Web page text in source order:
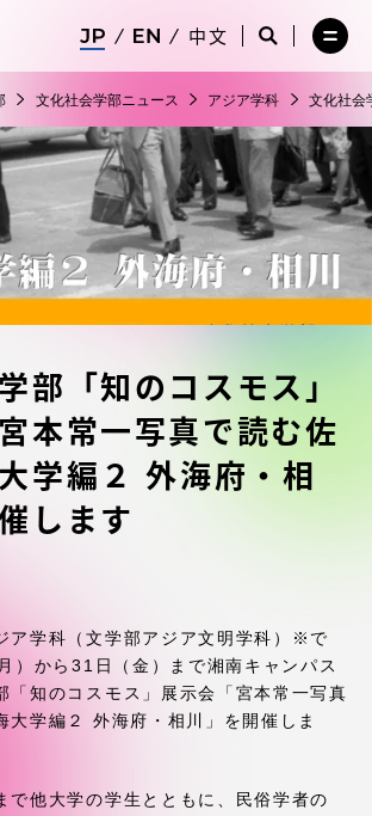
中文
サ
検
索
を
開
く
サ
イ
索
を
閉
じ
る
メ
ー
を
開
く
文化社会学部ニュース アジア学科 文化社会
部「知のコスモス」
本常一写真で読む佐
学編２ 外海府・相
します
ア学科（文学部アジア文明学科）※で
）から31日（金）まで湘南キャンパス
「知のコスモス」展示会「宮本常一写真
学編２ 外海府・相川」を開催しま
で他大学の学生とともに、民俗学者の
メ
ニ
を
閉
じ
る
向けポータル（TIPS）
イド
ワーク